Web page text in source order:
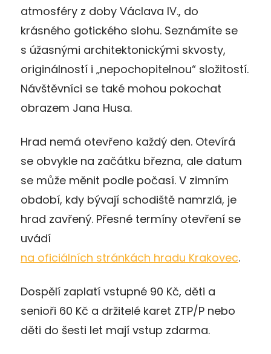
atmosféry z doby Václava IV., do
krásného gotického slohu. Seznámíte se
s úžasnými architektonickými skvosty,
originálností i „nepochopitelnou“ složitostí.
Návštěvníci se také mohou pokochat
obrazem Jana Husa.
Hrad nemá otevřeno každý den. Otevírá
se obvykle na začátku března, ale datum
se může měnit podle počasí. V zimním
období, kdy bývají schodiště namrzlá, je
hrad zavřený. Přesné termíny otevření se
uvádí
na oficiálních stránkách hradu Krakovec.
Dospělí zaplatí vstupné 90 Kč, děti a
senioři 60 Kč a držitelé karet ZTP/P nebo
děti do šesti let mají vstup zdarma.